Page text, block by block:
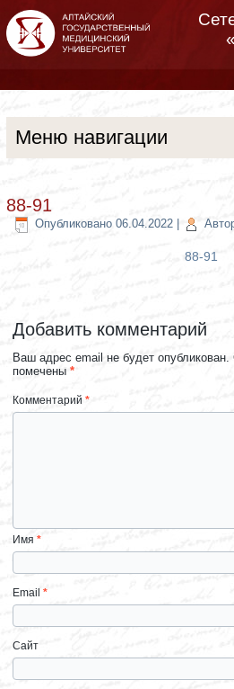
Меню навигации
88-91
Опубликовано 06.04.2022
88-91
Добавить комментарий
Ваш адрес email не будет опубликован.
помечены*
Комментарий*
Имя*
Email*
Сайт